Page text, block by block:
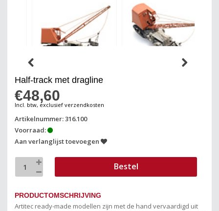
Half-track met dragline
€48,60
Incl. btw, exclusief verzendkosten
Artikelnummer: 316.100
Voorraad:
Aan verlanglijst toevoegen
Bestel
PRODUCTOMSCHRIJVING
Artitec ready-made modellen zijn met de hand vervaardigd uit